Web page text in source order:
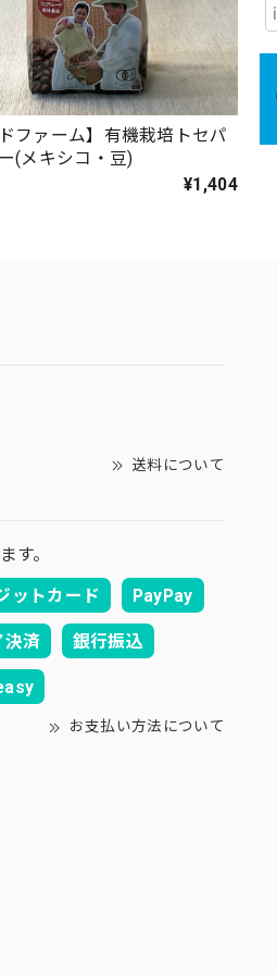
ドファーム】有機栽培トセパ
(メキシコ・豆)
¥1,404
送料について
す。
ットカード PayPay
決済 銀行振込
お支払い方法について